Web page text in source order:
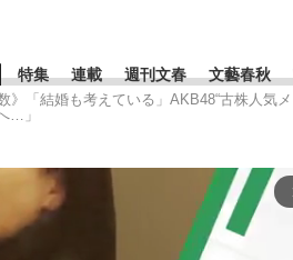
特集 連載 週刊文春 文藝春秋
ドタグ一覧
》「結婚も考えている」AKB48“古株人気
…」